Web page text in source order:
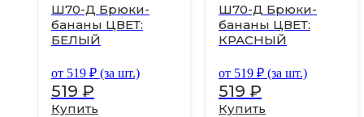
Ш70-Д Брюки-
бананы ЦВЕТ:
БЕЛЫЙ
от 519 ₽ (за шт.)
519 ₽
Купить
Опции
можно
выбрать
странице
товара.
Ш70-Д Брюки-
бананы ЦВЕТ:
КРАСНЫЙ
от 519 ₽ (за шт.)
519 ₽
Купить
Опции
можно
выбрать
странице
товара.